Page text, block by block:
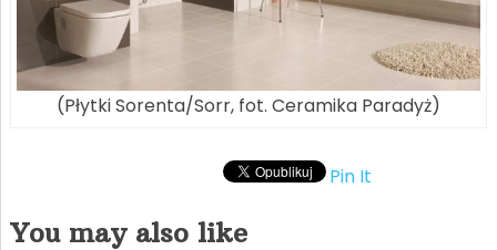
(Płytki Sorenta/Sorr, fot. Ceramika Paradyż)
Pin It
You may also like